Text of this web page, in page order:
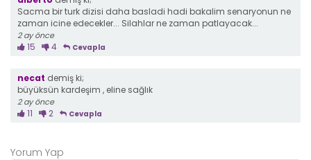
Sacma bir turk dizisi daha basladi hadi bakalim senaryonun ne
zaman icine edecekler... Silahlar ne zaman patlayacak...
2 ay önce
15 4 Cevapla
necat demiş ki;
büyüksün kardeşim , eline sağlık
2 ay önce
11 2 Cevapla
Yorum Yap